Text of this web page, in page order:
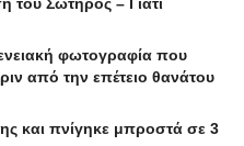
φωτογραφία που
από την επέτειο θανάτου
και πνίγηκε μπροστά σε 3